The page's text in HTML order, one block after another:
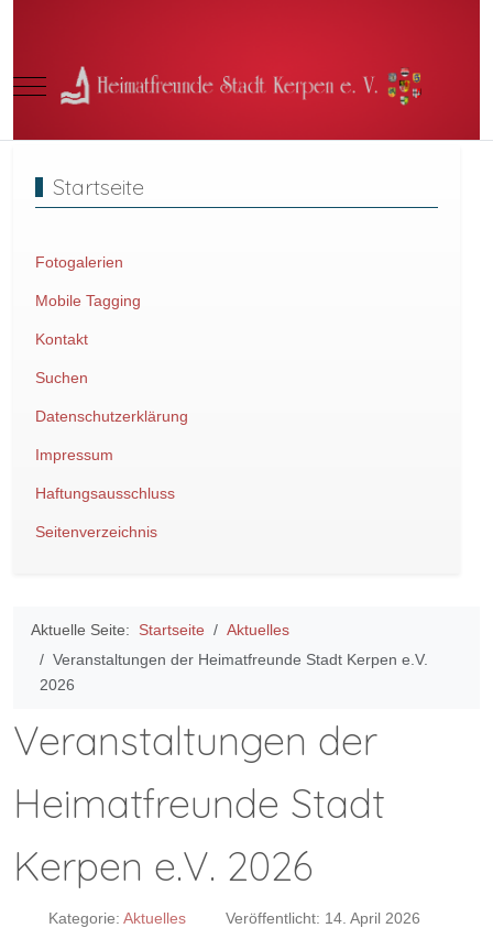
Mobile Menu Toggle
Startseite
Fotogalerien
Mobile Tagging
Kontakt
Suchen
Datenschutzerklärung
Impressum
Haftungsausschluss
Seitenverzeichnis
Aktuelle Seite: Startseite
Aktuelles
Veranstaltungen der Heimatfreunde Stadt Kerpen e.V.
2026
Veranstaltungen der
Heimatfreunde Stadt
Kerpen e.V. 2026
Kategorie: Aktuelles Veröffentlicht: 14. April 2026